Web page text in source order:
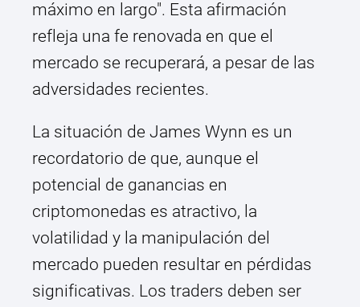
máximo en largo". Esta afirmación
refleja una fe renovada en que el
mercado se recuperará, a pesar de las
adversidades recientes.
La situación de James Wynn es un
recordatorio de que, aunque el
potencial de ganancias en
criptomonedas es atractivo, la
volatilidad y la manipulación del
mercado pueden resultar en pérdidas
significativas. Los traders deben ser